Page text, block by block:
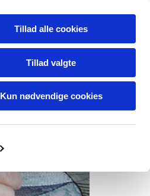
Tillad alle cookies
Tillad valgte
Kun nødvendige cookies